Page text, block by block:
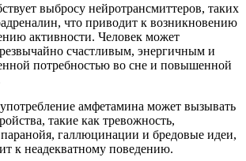
выбросу нейротрансмиттеров, таких
что приводит к возникновению
активности. Человек может
счастливым, энергичным и
потребностью во сне и повышенной
амфетамина может вызывать
такие как тревожность,
галлюцинации и бредовые идеи,
к неадекватному поведению.